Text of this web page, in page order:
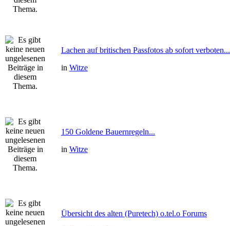
Lachen auf britischen Passfotos ab sofort verboten...
in Witze
150 Goldene Bauernregeln...
in Witze
Übersicht des alten (Puretech) o.tel.o Forums